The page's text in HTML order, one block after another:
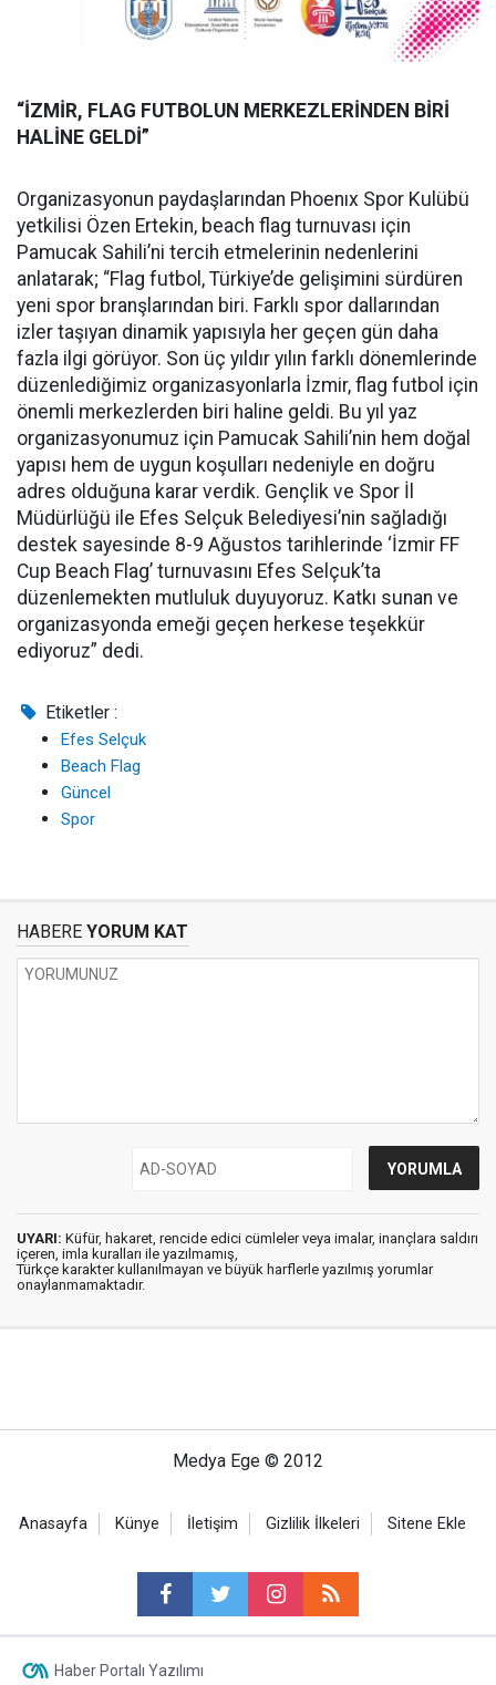
“İZMİR, FLAG FUTBOLUN MERKEZLERİNDEN BİRİ
HALİNE GELDİ”
Organizasyonun paydaşlarından Phoenıx Spor Kulübü
yetkilisi Özen Ertekin, beach flag turnuvası için
Pamucak Sahili’ni tercih etmelerinin nedenlerini
anlatarak; “Flag futbol, Türkiye’de gelişimini sürdüren
yeni spor branşlarından biri. Farklı spor dallarından
izler taşıyan dinamik yapısıyla her geçen gün daha
fazla ilgi görüyor. Son üç yıldır yılın farklı dönemlerinde
düzenlediğimiz organizasyonlarla İzmir, flag futbol için
önemli merkezlerden biri haline geldi. Bu yıl yaz
organizasyonumuz için Pamucak Sahili’nin hem doğal
yapısı hem de uygun koşulları nedeniyle en doğru
adres olduğuna karar verdik. Gençlik ve Spor İl
Müdürlüğü ile Efes Selçuk Belediyesi’nin sağladığı
destek sayesinde 8-9 Ağustos tarihlerinde ‘İzmir FF
Cup Beach Flag’ turnuvasını Efes Selçuk’ta
düzenlemekten mutluluk duyuyoruz. Katkı sunan ve
organizasyonda emeği geçen herkese teşekkür
ediyoruz” dedi.
Etiketler :
Efes Selçuk
Beach Flag
Güncel
Spor
HABERE YORUM KAT
UYARI: Küfür, hakaret, rencide edici cümleler veya imalar, inançlara saldırı
içeren, imla kuralları ile yazılmamış,
Türkçe karakter kullanılmayan ve büyük harflerle yazılmış yorumlar
onaylanmamaktadır.
Medya Ege © 2012
Anasayfa Künye İletişim Gizlilik İlkeleri Sitene Ekle
Haber Portalı Yazılımı